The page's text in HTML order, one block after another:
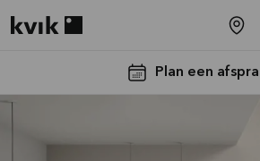
Plan een